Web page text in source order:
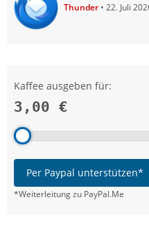
Thunder 22. Juli
Kaffee ausgeben für:
3,00 €
Per Paypal unterstützen*
*Weiterleitung zu PayPal.Me